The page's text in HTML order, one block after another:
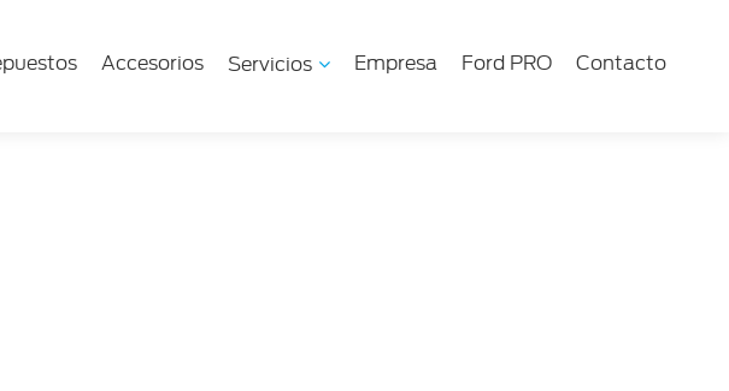
Accesorios Servicios Empresa Ford PRO Contacto